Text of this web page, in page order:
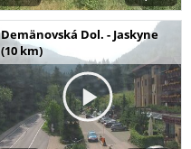
Demänovská Dol. - Jaskyne
(10 km)